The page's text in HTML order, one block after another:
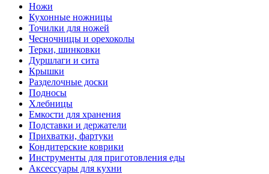
Ножи
Кухонные ножницы
Точилки для ножей
Чесночницы и орехоколы
Терки, шинковки
Дуршлаги и сита
Крышки
Разделочные доски
Подносы
Хлебницы
Емкости для хранения
Подставки и держатели
Прихватки, фартуки
Кондитерские коврики
Инструменты для приготовления еды
Аксессуары для кухни